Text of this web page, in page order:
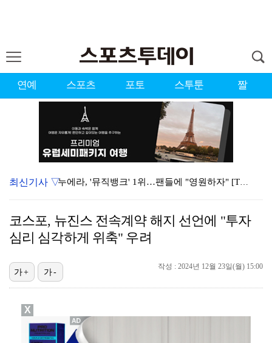
연예 스포츠 포토 스투툰 짤
누에라, '뮤직뱅크' 1위…팬들에 "영원하자" [TV캡…
대한축구협회의 '심판 성접대'…최악의 경우 런던 올림픽…
폭발까지 5분…안보현·정은채, 목숨 건 사투 시작(재벌…
진세연, 전속계약 종료…FA 시장 나왔다 [공식]
최신기사 ▽
코스포, 뉴진스 전속계약 해지 선언에 "투자
심리 심각하게 위축" 우려
작성 : 2024년 12월 23일(월) 15:00
가+ 가-
X